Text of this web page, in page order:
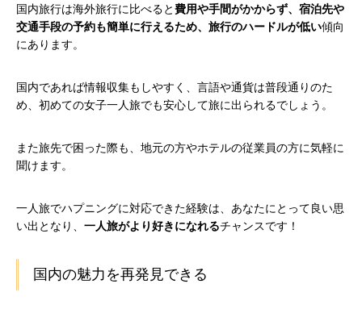
国内旅行は海外旅行に比べると費用や手間がかからず、宿泊先や
交通手段の予約も簡単に行えるため、旅行のハードルが低い傾向
にあります。
国内であれば情報収集もしやすく、言語や通貨は普段通りのた
め、初めての女子一人旅でも安心して旅に出られるでしょう。
また旅先で困った際も、地元の方やホテルの従業員の方に気軽に
聞けます。
一人旅でハプニングに対応できた経験は、あなたにとって良い思
い出となり、 一人旅がより好きになれるチャンスです！
国内の魅力を再発見できる